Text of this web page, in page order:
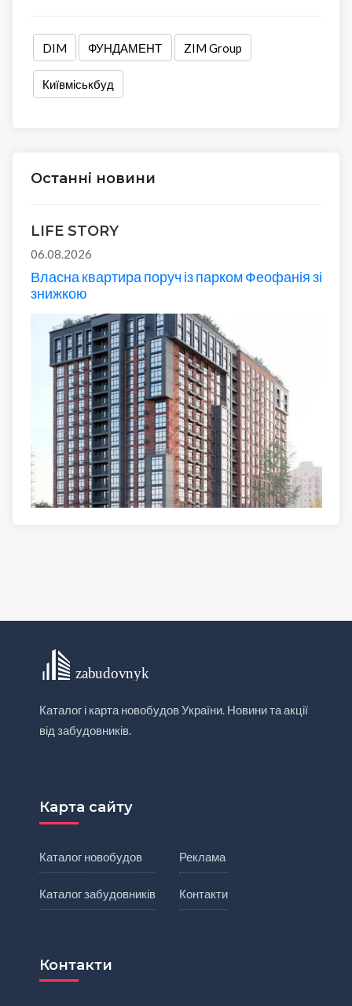
DIM ФУНДАМЕНТ ZIM Group
Київміськбуд
Останні новини
LIFE STORY
06.08.2026
Власна квартира поруч із парком Феофанія зі
знижкою
Каталог і карта новобудов України. Новини та акції
від забудовників.
Карта сайту
Каталог новобудов
Каталог забудовників
Реклама
Контакти
Контакти